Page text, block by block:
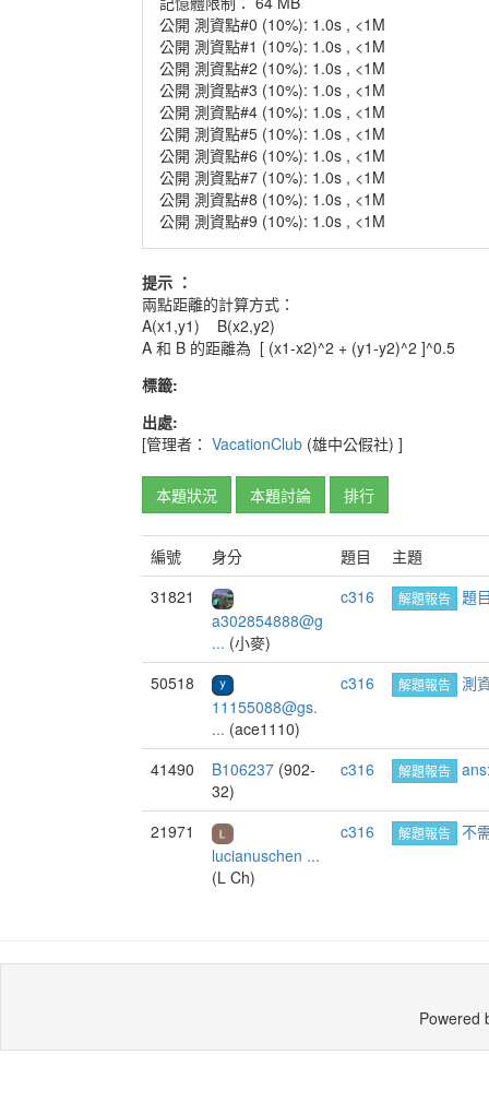
公開 測資點#0 (10%): 1.0s , <1M
公開 測資點#1 (10%): 1.0s , <1M
公開 測資點#2 (10%): 1.0s , <1M
公開 測資點#3 (10%): 1.0s , <1M
公開 測資點#4 (10%): 1.0s , <1M
公開 測資點#5 (10%): 1.0s , <1M
公開 測資點#6 (10%): 1.0s , <1M
公開 測資點#7 (10%): 1.0s , <1M
公開 測資點#8 (10%): 1.0s , <1M
公開 測資點#9 (10%): 1.0s , <1M
提示 ：
兩點距離的計算方式：
A(x1,y1) B(x2,y2)
A 和 B 的距離為 [ (x1-x2)^2 + (y1-y2)^2 ]^0.5
標籤:
出處:
[管理者： VacationClub (雄中公假社) ]
本題狀況 本題討論 排行
編號 身分 題目
主題
31821
a302854888@g
... (小麥)
c316 解題報告 題
50518
11155088@gs.
... (ace1110)
c316 解題報告 測
41490 B106237 (902-
32)
c316 解題報告
21971
lucianuschen ...
(L Ch)
c316 解題報告 不
Powered